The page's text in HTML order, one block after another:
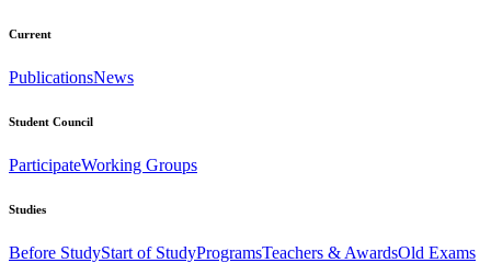
Current
PublicationsNews
Student Council
ParticipateWorking Groups
Studies
Before StudyStart of StudyProgramsTeachers & AwardsOld Exams